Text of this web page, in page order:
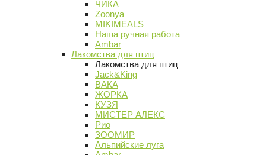
ЧИКА
Zoonya
MIKIMEALS
Наша ручная работа
Ambar
Лакомства для птиц
Лакомства для птиц
Jack&King
ВАКА
ЖОРКА
КУЗЯ
МИСТЕР АЛЕКС
Рио
ЗООМИР
Альпийские луга